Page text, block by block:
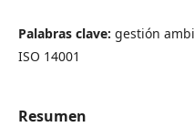
Palabras clave: gestión
ISO 14001
Resumen